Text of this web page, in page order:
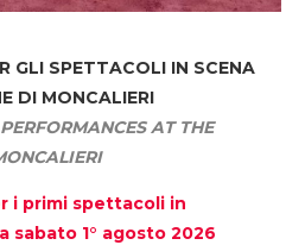
GLI SPETTACOLI IN SCENA
DI MONCALIERI
AT THE
i primi spettacoli in
sabato 1° agosto 2026